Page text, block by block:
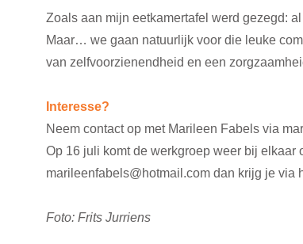
Zoals aan mijn eetkamertafel werd gezegd:
Maar… we gaan natuurlijk voor die leuke
van zelfvoorzienendheid en een
Interesse?
Neem contact op met Marileen Fabels via
Op 16 juli komt de werkgroep weer bij elkaar
marileenfabels@hotmail.com dan krijg je via
Foto: Frits Jurriens